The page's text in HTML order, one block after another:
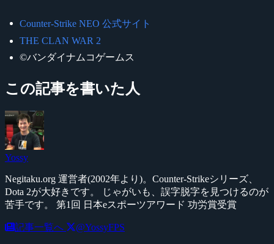
Counter-Strike NEO 公式サイト
THE CLAN WAR 2
©バンダイナムコゲームス
この記事を書いた人
Yossy
Negitaku.org 運営者(2002年より)。Counter-Strikeシリーズ、
Dota 2が大好きです。 じゃがいも、誤字脱字を見つけるのが
苦手です。 第1回 日本eスポーツアワード 功労賞受賞
記事一覧へ @YossyFPS